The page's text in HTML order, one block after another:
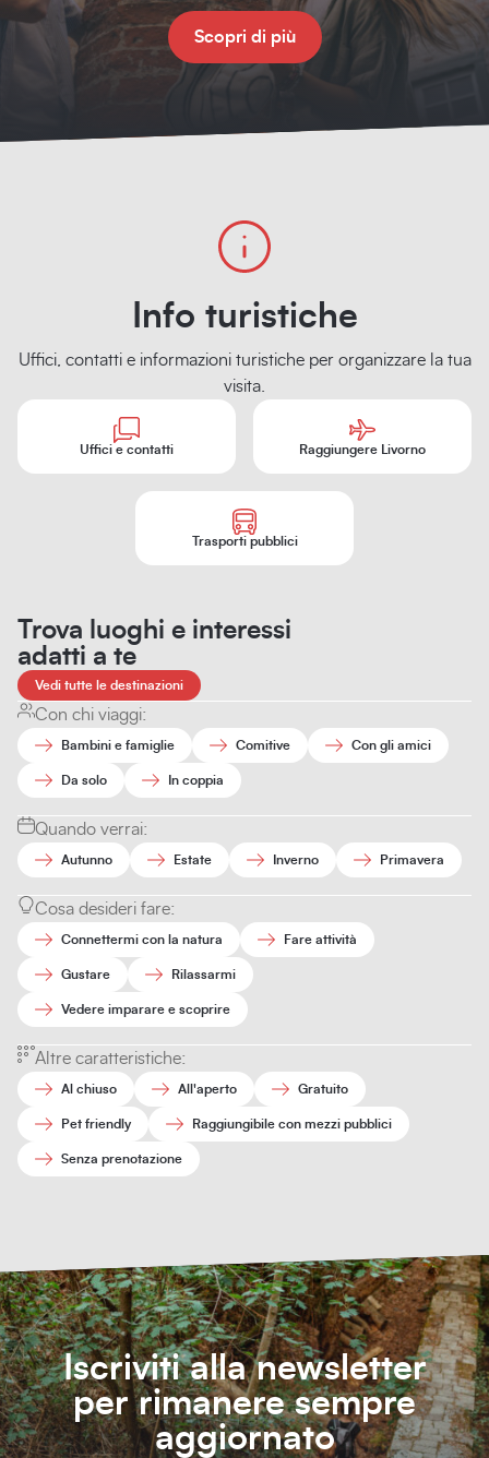
Scopri di più
Info turistiche
Uffici, contatti e informazioni turistiche per organizzare la tua
visita.
Uffici e contatti Raggiungere Livorno
Trasporti pubblici
Trova luoghi e interessi
adatti a te
Vedi tutte le destinazioni
Con chi viaggi:
Bambini e famiglie Comitive Con gli amici
Da solo In coppia
Quando verrai:
Autunno Estate Inverno Primavera
Cosa desideri fare:
Connettermi con la natura Fare attività
Gustare Rilassarmi
Vedere imparare e scoprire
Altre caratteristiche:
Al chiuso All'aperto Gratuito
Pet friendly Raggiungibile con mezzi pubblici
Senza prenotazione
Iscriviti alla newsletter
per rimanere sempre
aggiornato